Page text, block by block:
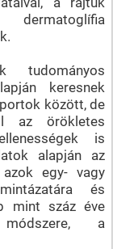
tudományos
keresnek
között, de
az örökletes
is
alapján az
egy- vagy
és
mint száz éve
módszere, a